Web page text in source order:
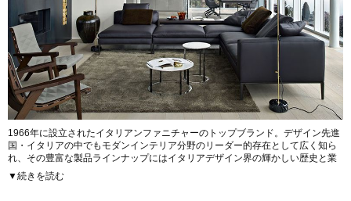
1966年に設立されたイタリアンファニチャーのトップブランド。デザイン先進
国・イタリアの中でもモダンインテリア分野のリーダー的存在として広く知ら
れ、その豊富な製品ラインナップにはイタリアデザイン界の輝かしい歴史と業
績が反映されている。日本国内においても多くの人が憧れるインテリアブラン
ドに挙げる1つだ。
▼続きを読む